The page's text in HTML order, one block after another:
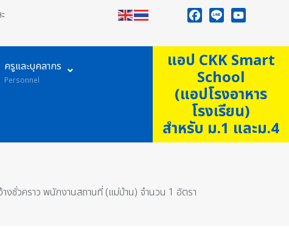
ครูและบุคลากร
Personnel
แอป CKK Smart
School
(แอปโรงอาหาร
โรงเรียน)
สำหรับ ม.1 และม.4
งชั่วคราว พนักงานสถานที่ (แม่บ้าน) จำนวน 1 อัตรา